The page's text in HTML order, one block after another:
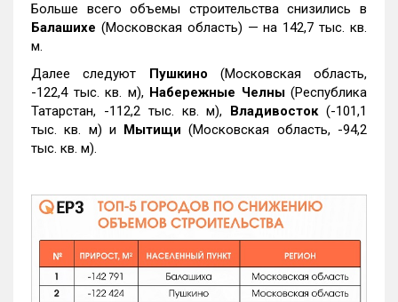
Больше всего объемы строительства снизились в
Балашихе (Московская область) — на 142,7 тыс. кв.
м.
Далее следуют Пушкино (Московская область,
-122,4 тыс. кв. м), Набережные Челны(Республика
Татарстан, -112,2 тыс. кв. м), Владивосток(-101,1
тыс. кв. м) и Мытищи (Московская область, -94,2
тыс. кв. м).